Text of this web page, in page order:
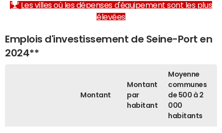
Les villes où les dépenses d'équipement sont les plus
élevées
Emplois d'investissement de Seine-Port en
2024**
Montant
Montant
par
habitant
Moyenne
communes
de 500 à 2
000
habitants